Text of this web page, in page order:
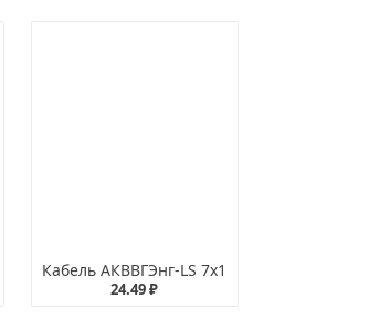
Кабель АКВВГЭнг-LS 7х1
24.49 ₽